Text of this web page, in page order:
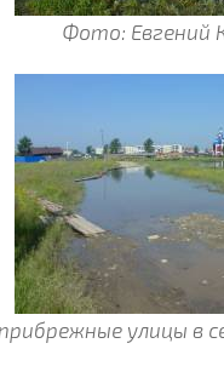
Фото: Евгений
улицы в